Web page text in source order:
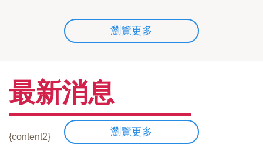
瀏覽更多
最新消息
{content2} 瀏覽更多